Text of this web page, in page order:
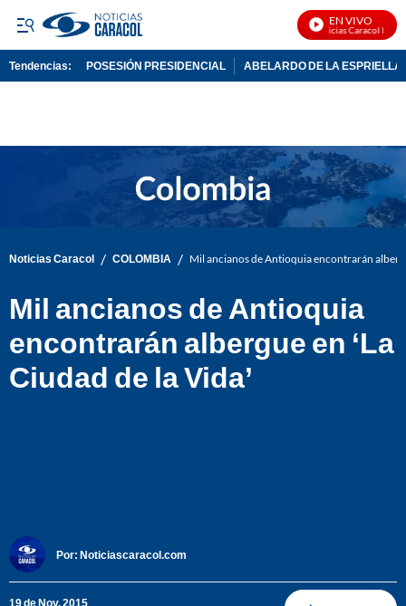
EN VIVO
Noticias Caracol En
Tendencias: POSESIÓN PRESIDENCIAL ABELARDO DE LA ESPRIELLA
Noticias Caracol / COLOMBIA / Mil ancianos de Antioquia encontrarán
Mil ancianos de Antioquia
encontrarán albergue en ‘La
Ciudad de la Vida’
Por: Noticiascaracol.com
19 de Nov, 2015